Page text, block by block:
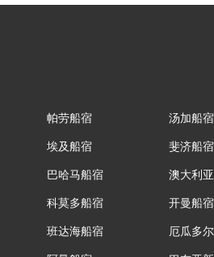
帕劳船宿
埃及船宿
巴哈马船宿
科莫多船宿
班达海船宿
汤加船宿
斐济船宿
澳大利
开曼船宿
厄瓜多